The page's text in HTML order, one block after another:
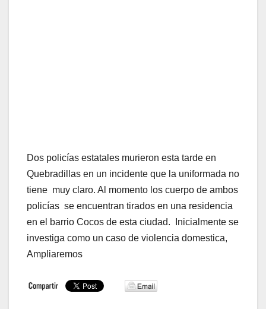
Dos policías estatales murieron esta tarde en
Quebradillas en un incidente que la uniformada no
tiene muy claro. Al momento los cuerpo de ambos
policías se encuentran tirados en una residencia
en el barrio Cocos de esta ciudad. Inicialmente se
investiga como un caso de violencia domestica,
Ampliaremos